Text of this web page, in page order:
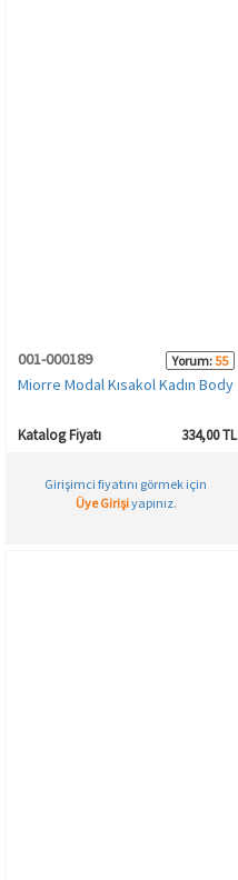
001-000189 Yorum:55
Miorre Modal Kısakol Kadın Body
Katalog Fiyatı 334,00 TL
Girişimci fiyatını görmek için
Üye Girişiyapınız.